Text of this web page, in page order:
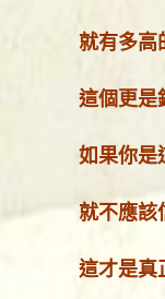
就有多高
這個更是
如果你是
就不應該
這才是真